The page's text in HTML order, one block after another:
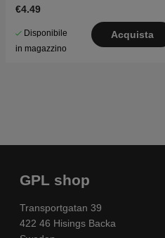
€4.49
Disponibile
in magazzino
Acquista
GPL shop
Transportgatan 39
422 46 Hisings Backa